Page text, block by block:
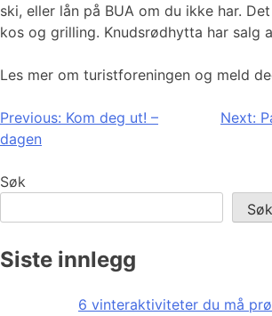
ski, eller lån på BUA om du ikke har.
kos og grilling. Knudsrødhytta har salg
Les mer om turistforeningen og meld
Innleggsnavigasjon
Previous: Kom deg ut! –
dagen
Next:
Søk
Søk
Siste innlegg
6 vinteraktiviteter du må